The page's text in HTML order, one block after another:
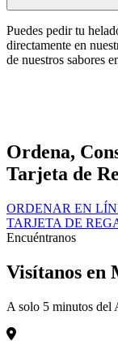
Puedes pedir tu
directamente en
de nuestros sabores
Ordena,
Tarjeta de
ORDENAR EN
TARJETA DE
Encuéntranos
Visítanos en
A solo 5 minutos del